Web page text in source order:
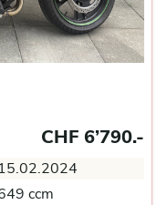
CHF 6’790.-
15.02.2024
ccm